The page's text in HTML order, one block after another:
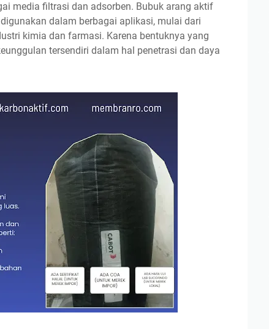
media filtrasi dan adsorben. Bubuk arang aktif
dalam berbagai aplikasi, mulai dari
kimia dan farmasi. Karena bentuknya yang
tersendiri dalam hal penetrasi dan daya